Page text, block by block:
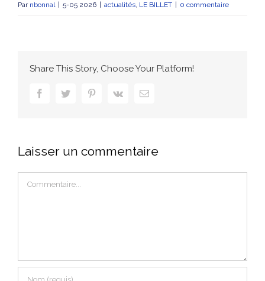
Par nbonnal 5-05 2026 actualités, LE BILLET 0 commentaire
Share This Story, Choose Your Platform!
facebooktwitter pinterestvk Email
Laisser un commentaire
Commentaire